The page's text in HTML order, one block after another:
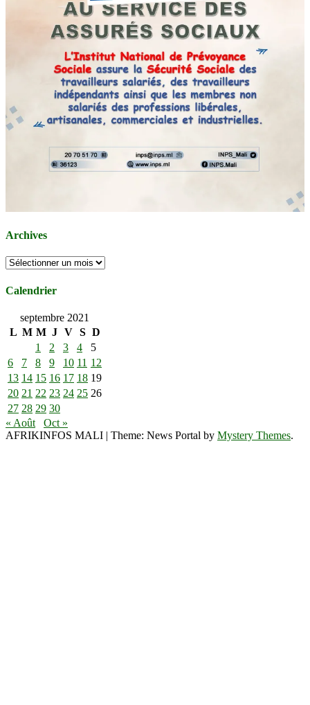
Archives
Archives
Calendrier
septembre 2021
L M M J V S D
1
2 3 4
5
6
7 8 9 10 11 12
13 14 15 16 17 18 19
20 21 22 23 24 25 26
27 28 29 30
« Août
Oct »
AFRIKINFOS MALI | Theme: News Portal by Mystery Themes.